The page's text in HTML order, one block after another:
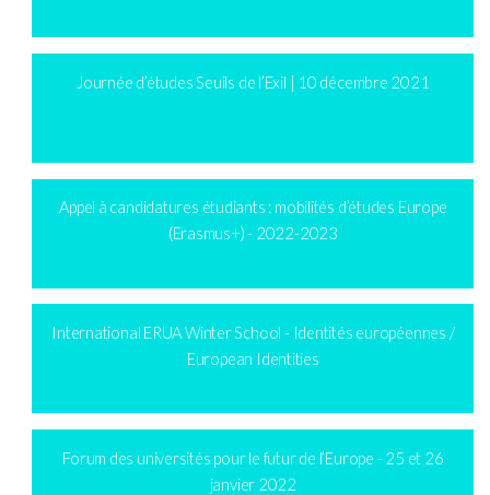
Journée d’études Seuils de l’Exil | 10 décembre 2021
Appel à candidatures étudiants : mobilités d’études Europe
(Erasmus+) - 2022-2023
International ERUA Winter School - Identités européennes /
European Identities
Forum des universités pour le futur de l’Europe - 25 et 26
janvier 2022